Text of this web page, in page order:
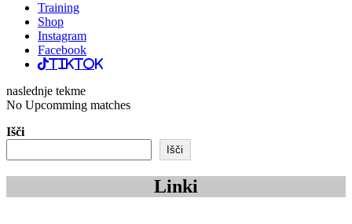
Training
Shop
Instagram
Facebook
TikTok
naslednje tekme
No Upcomming matches
Išči
Išči
Linki